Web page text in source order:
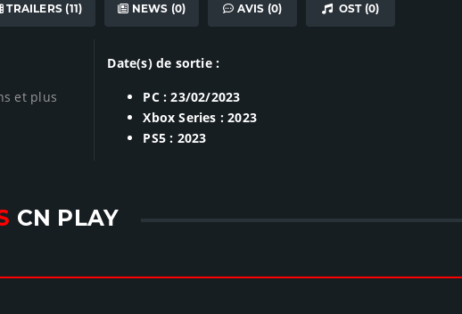
TRAILERS (11) NEWS (0) AVIS (0) OST (0)
et plus
Date(s) de sortie :
PC : 23/02/2023
Xbox Series : 2023
PS5 : 2023
CN PLAY